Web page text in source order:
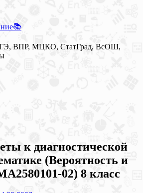
ВПР, МЦКО, СтатГрад, ВсОШ,
к диагностической
(Вероятность и
02) 8 класс